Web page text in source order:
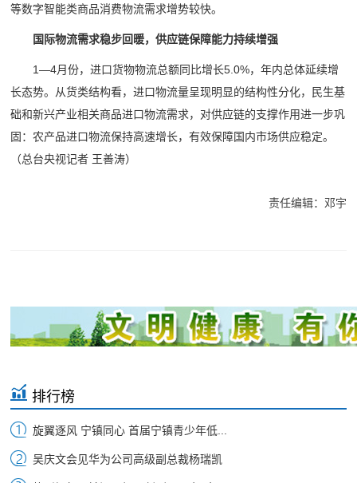
等数字智能类商品消费物流需求增势较快。
国际物流需求稳步回暖，供应链保障能力持续增强
1—4月份，进口货物物流总额同比增长5.0%，年内总体延续增
长态势。从货类结构看，进口物流量呈现明显的结构性分化，民生基
础和新兴产业相关商品进口物流需求，对供应链的支撑作用进一步巩
固：农产品进口物流保持高速增长，有效保障国内市场供应稳定。
（总台央视记者 王善涛）
责任编辑：邓宇
排行榜
旋翼逐风 宁镇同心 首届宁镇青少年低...
吴庆文会见华为公司高级副总裁杨瑞凯